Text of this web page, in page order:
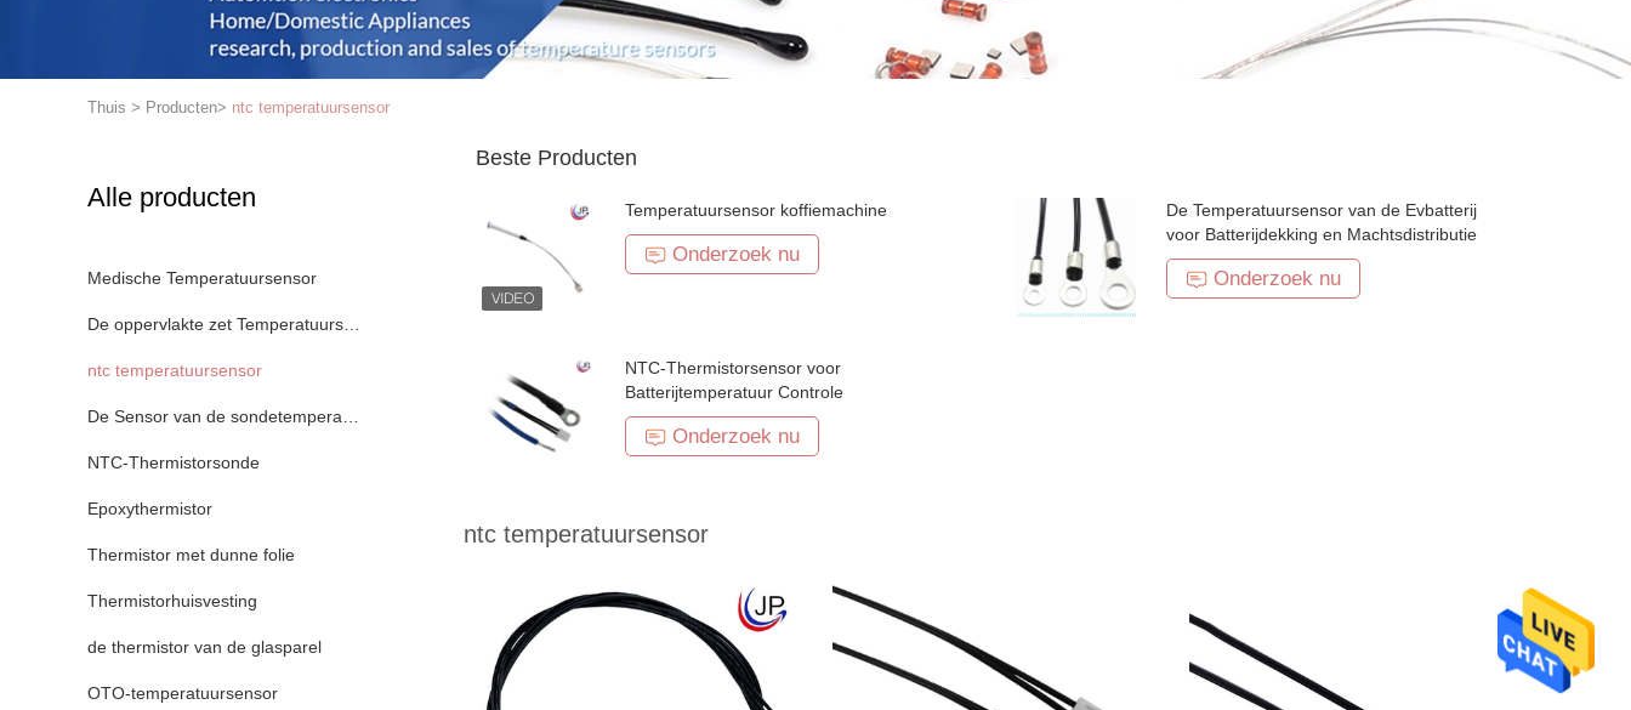
Thuis > Producten> ntc temperatuursensor
Alle producten
Medische Temperatuursensor
De oppervlakte zet Temperatuursensor op
ntc temperatuursensor
De Sensor van de sondetemperatuur
NTC-Thermistorsonde
Epoxythermistor
Thermistor met dunne folie
Thermistorhuisvesting
de thermistor van de glasparel
OTO-temperatuursensor
Beste Producten
Temperatuursensor koffiemachine
Onderzoek nu
De Temperatuursensor van de Evbatterij
voor Batterijdekking en Machtsdistributie
Onderzoek nu
NTC-Thermistorsensor voor
Batterijtemperatuur Controle
Onderzoek nu
ntc temperatuursensor